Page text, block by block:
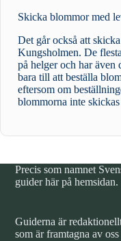
Skicka blommor med
Det går också att
Kungsholmen. De
på helger och har även
bara till att beställa
eftersom om
blommorna inte
Precis som namnet
guider här på hemsidan.
Guiderna är
som är framtagna av